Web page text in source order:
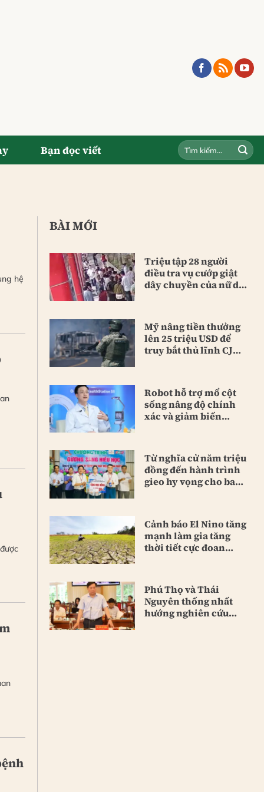
Bạn đọc viết
hệ
BÀI MỚI
Triệu tập 28 người
điều tra vụ cướp giật
dây chuyền của nữ du
Mỹ nâng tiền thưởng
lên 25 triệu USD để
truy bắt thủ lĩnh CJNG
Robot hỗ trợ mổ cột
sống nâng độ chính
xác và giảm biến
Từ nghĩa cử năm triệu
đồng đến hành trình
gieo hy vọng cho bao
Cảnh báo El Nino tăng
mạnh làm gia tăng
thời tiết cực đoan
Phú Thọ và Thái
Nguyên thống nhất
hướng nghiên cứu